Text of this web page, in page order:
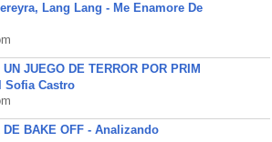
Lang Lang - Me Enamore De
UN JUEGO DE TERROR POR PRIM
Sofia Castro
DE BAKE OFF - Analizando